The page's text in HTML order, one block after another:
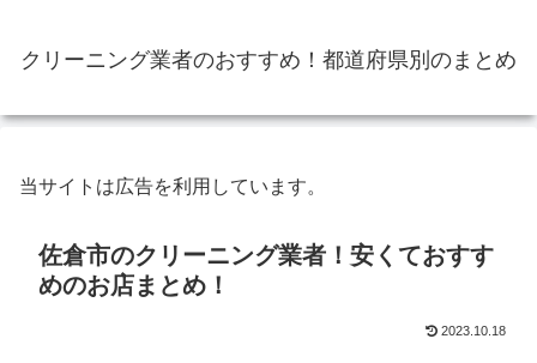
クリーニング業者のおすすめ！都道府県別のまとめ
当サイトは広告を利用しています。
佐倉市のクリーニング業者！安くておすす
めのお店まとめ！
2023.10.18